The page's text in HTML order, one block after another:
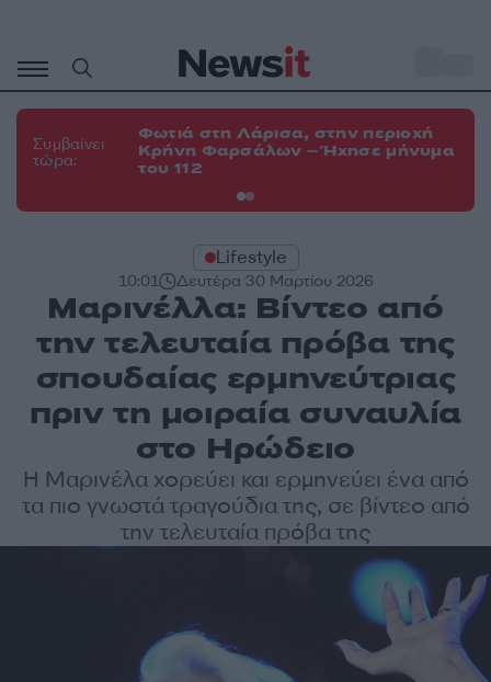
περιεχόμενο
Συμβαίνει
τώρα:
Φωτιά στη Λάρισα, στην περιοχή
Κρήνη Φαρσάλων – Ήχησε μήνυμα
του 112
Lifestyle
10:01 Δευτέρα 30 Μαρτίου 2026
Μαρινέλλα: Βίντεο από
την τελευταία πρόβα της
σπουδαίας ερμηνεύτριας
πριν τη μοιραία συναυλία
στο Ηρώδειο
Η Μαρινέλα χορεύει και ερμηνεύει ένα από
τα πιο γνωστά τραγούδια της, σε βίντεο από
την τελευταία πρόβα της